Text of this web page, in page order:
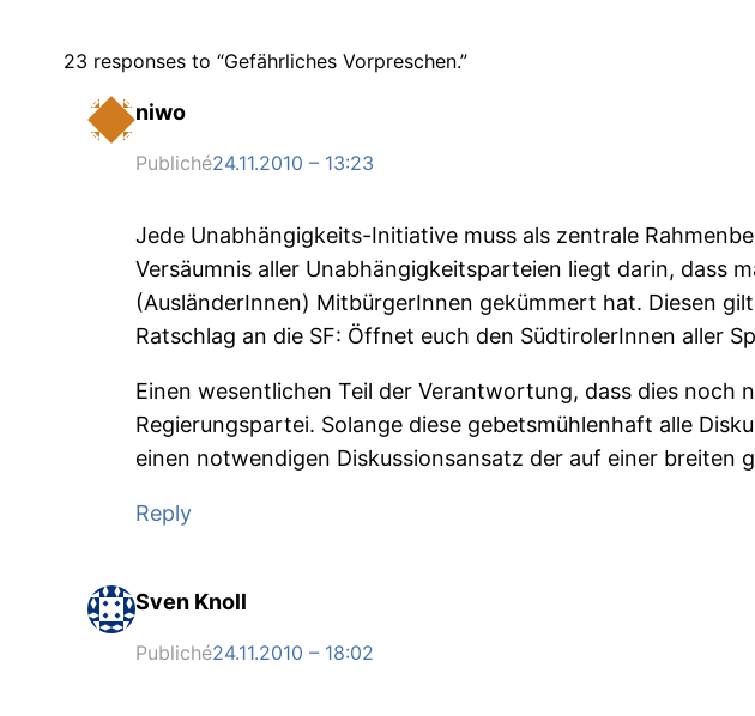
23 responses to “Gefährliches Vorpreschen.”
niwo
Publiché24.11.2010 – 13:23
Jede Unabhängigkeits-Initiative muss als zentrale
Versäumnis aller Unabhängigkeitsparteien liegt darin, dass
(AusländerInnen) MitbürgerInnen gekümmert hat. Diesen
Ratschlag an die SF: Öffnet euch den SüdtirolerInnen aller
Einen wesentlichen Teil der Verantwortung, dass dies noch
Regierungspartei. Solange diese gebetsmühlenhaft alle
einen notwendigen Diskussionsansatz der auf einer breiten
Reply
Sven Knoll
Publiché24.11.2010 – 18:02